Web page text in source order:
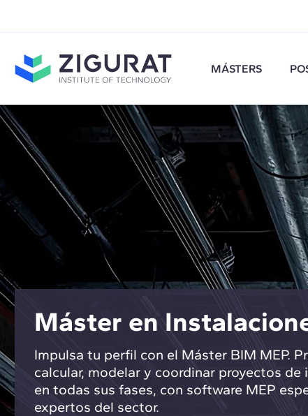
MÁSTERS
Máster en
Impulsa tu perfil con el Máster BIM MEP.
calcular, modelar y coordinar proyectos
en todas sus fases, con software MEP
expertos del sector.